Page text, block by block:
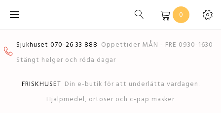
0
Sjukhuset 070-26 33 888 Öppettider MÅN - FRE 0930-1630
Stängt helger och röda dagar
FRISKHUSET Din e-butik för att underlätta vardagen.
Hjälpmedel, ortoser och c-pap masker